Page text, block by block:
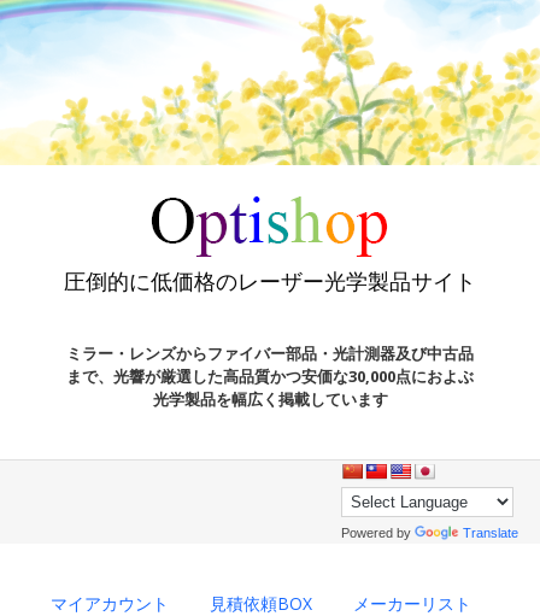
圧倒的に低価格のレーザー光学製品サイト
ミラー・レンズからファイバー部品・光計測器及び中古品
まで、光響が厳選した高品質かつ安価な30,000点におよぶ
光学製品を幅広く掲載しています
Powered by Translate
マイアカウント 見積依頼BOX メーカーリスト